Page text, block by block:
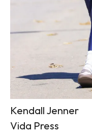
Kendall Jenner
Vida Press